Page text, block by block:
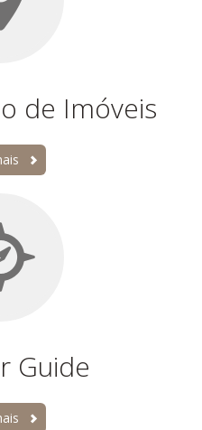
de Imóveis
Guide